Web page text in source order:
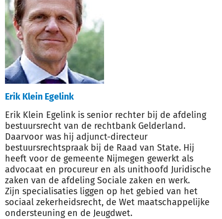
Erik Klein Egelink
Erik Klein Egelink is senior rechter bij de afdeling
bestuursrecht van de rechtbank Gelderland.
Daarvoor was hij adjunct-directeur
bestuursrechtspraak bij de Raad van State. Hij
heeft voor de gemeente Nijmegen gewerkt als
advocaat en procureur en als unithoofd Juridische
zaken van de afdeling Sociale zaken en werk.
Zijn specialisaties liggen op het gebied van het
sociaal zekerheidsrecht, de Wet maatschappelijke
ondersteuning en de Jeugdwet.